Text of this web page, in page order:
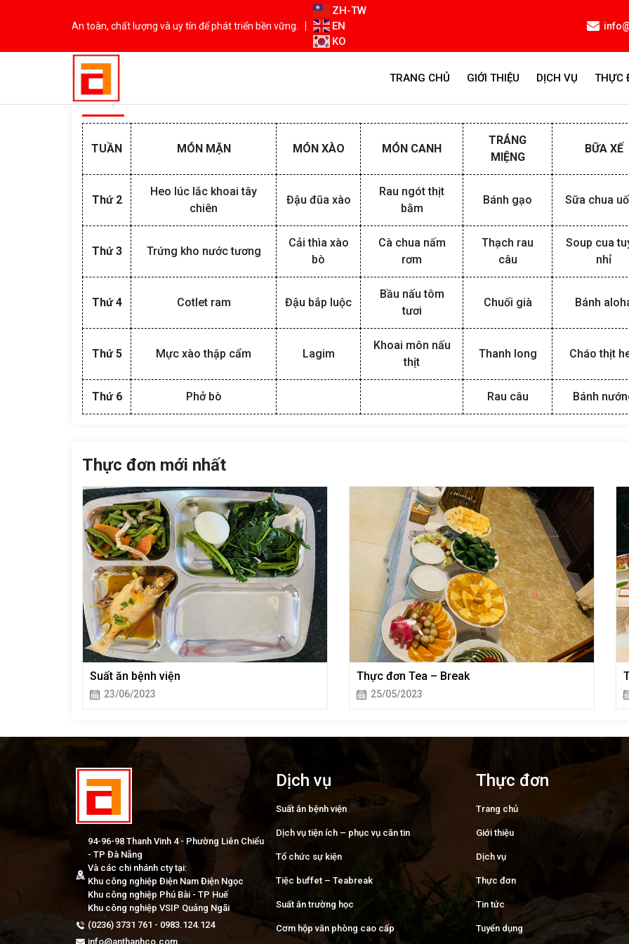
An toàn, chất lượng và uy tín để phát triển bền vững.
ZH-TW
EN
KO
TRANG CHỦ GIỚI THIỆU DỊCH VỤ THỰC
Tuần 2
TUẦN MÓN MẶN MÓN XÀO MÓN CANH
TRÁNG
MIỆNG
BỮA XẾ
Thứ 2
Heo lúc lắc khoai tây
chiên
Đậu đũa xào
Rau ngót thịt
bằm
Bánh gạo Sữa chua
Thứ 3 Trứng kho nước tương
Cải thìa xào
bò
Cà chua nấm
rơm
Thạch rau
câu
Soup cua
nhỉ
Thứ 4 Cotlet ram Đậu bắp luộc
Bầu nấu tôm
tươi
Chuối già Bánh
Thứ 5 Mực xào thập cẩm Lagim
Khoai môn nấu
thịt
Thanh long Cháo thịt
Thứ 6 Phở bò Rau câu Bánh
Thực đơn mới nhất
Suất ăn bệnh viện
23/06/2023
Thực đơn Tea – Break
25/05/2023
94-96-98 Thanh Vinh 4 - Phường Liên Chiểu
- TP Đà Nẵng
Và các chi nhánh cty tại:
Khu công nghiệp Điện Nam Điện Ngọc
Khu công nghiệp Phú Bài - TP Huế
Khu công nghiệp VSIP Quảng Ngãi
(0236) 3731 761 - 0983.124.124
info@anthanhco.com
Dịch vụ
Suất ăn bệnh viện
Dịch vụ tiện ích – phục vụ căn tin
Tổ chức sự kiện
Tiệc buffet – Teabreak
Suất ăn trường học
Cơm hộp văn phòng cao cấp
Thực đơn
Trang chủ
Giới thiệu
Dịch vụ
Thực đơn
Tin tức
Tuyển dụng